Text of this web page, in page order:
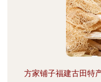
方家铺子福建古田特